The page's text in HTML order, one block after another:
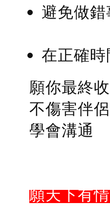
避免做錯
在正確
願你最終
不傷害伴
學會溝通
願天下有